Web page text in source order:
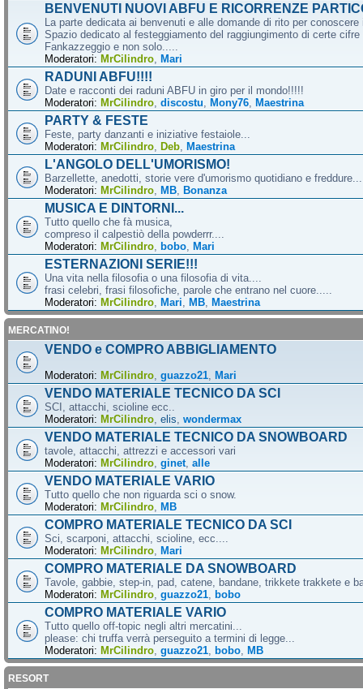
BENVENUTI NUOVI ABFU E RICORRENZE
La parte dedicata ai benvenuti e alle domande di rito per
Spazio dedicato al festeggiamento del raggiungimento di certe cifre
Fankazzeggio e non solo.....
Moderatori: MrCilindro Mari
RADUNI ABFU!!!!
Date e racconti dei raduni ABFU in giro per il mondo!!!!!
Moderatori: MrCilindro discostu Mony76 Maestrina
PARTY & FESTE
Feste, party danzanti e iniziative festaiole...
Moderatori: MrCilindro Deb Maestrina
L'ANGOLO DELL'UMORISMO!
Barzellette, anedotti, storie vere d'umorismo quotidiano e
Moderatori: MrCilindro MB Bonanza
MUSICA E DINTORNI...
Tutto quello che fà musica,
compreso il calpestiò della powderrr....
Moderatori: MrCilindro bobo Mari
ESTERNAZIONI SERIE!!!
Una vita nella filosofia o una filosofia di vita....
frasi celebri, frasi filosofiche, parole che entrano nel cuore.....
Moderatori: MrCilindro Mari MB Maestrina
MERCATINO!
VENDO e COMPRO ABBIGLIAMENTO
Moderatori: MrCilindro guazzo21 Mari
VENDO MATERIALE TECNICO DA SCI
SCI, attacchi, scioline ecc..
Moderatori: MrCilindro elis wondermax
VENDO MATERIALE TECNICO DA SNOWBOARD
tavole, attacchi, attrezzi e accessori vari
Moderatori: MrCilindro ginet alle
VENDO MATERIALE VARIO
Tutto quello che non riguarda sci o snow.
Moderatori: MrCilindro MB
COMPRO MATERIALE TECNICO DA SCI
Sci, scarponi, attacchi, scioline, ecc....
Moderatori: MrCilindro Mari
COMPRO MATERIALE DA SNOWBOARD
Tavole, gabbie, step-in, pad, catene, bandane, trikkete trakkete e
Moderatori: MrCilindro guazzo21 bobo
COMPRO MATERIALE VARIO
Tutto quello off-topic negli altri mercatini...
please: chi truffa verrà perseguito a termini di legge...
Moderatori: MrCilindro guazzo21 bobo MB
RESORT